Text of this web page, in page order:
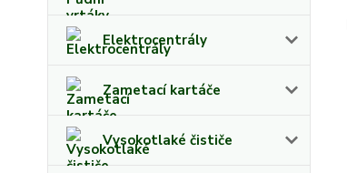
Elektrocentrály
Zametací kartáče
Vysokotlaké čističe